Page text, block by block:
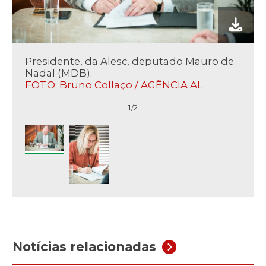
Presidente, da Alesc, deputado Mauro de
Nadal (MDB).
FOTO: Bruno Collaço / AGÊNCIA AL
1/2
Notícias relacionadas